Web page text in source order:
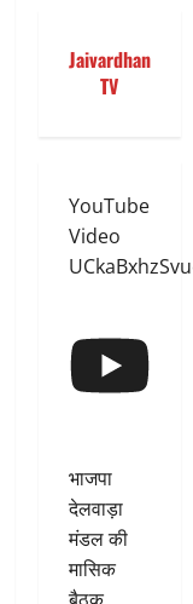
Jaivardhan
TV
YouTube
Video
भाजपा
देलवाड़ा
मंडल की
मासिक